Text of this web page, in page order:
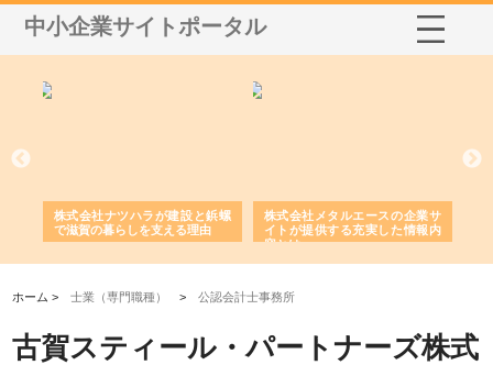
中小企業サイトポータル
株式会社ナツハラが建設と鋲螺
で滋賀の暮らしを支える理由
株式会社メタルエースの企業サ
イトが提供する充実した情報内
容とは
ホーム >士業（専門職種） >公認会計士事務所
古賀スティール・パートナーズ株式